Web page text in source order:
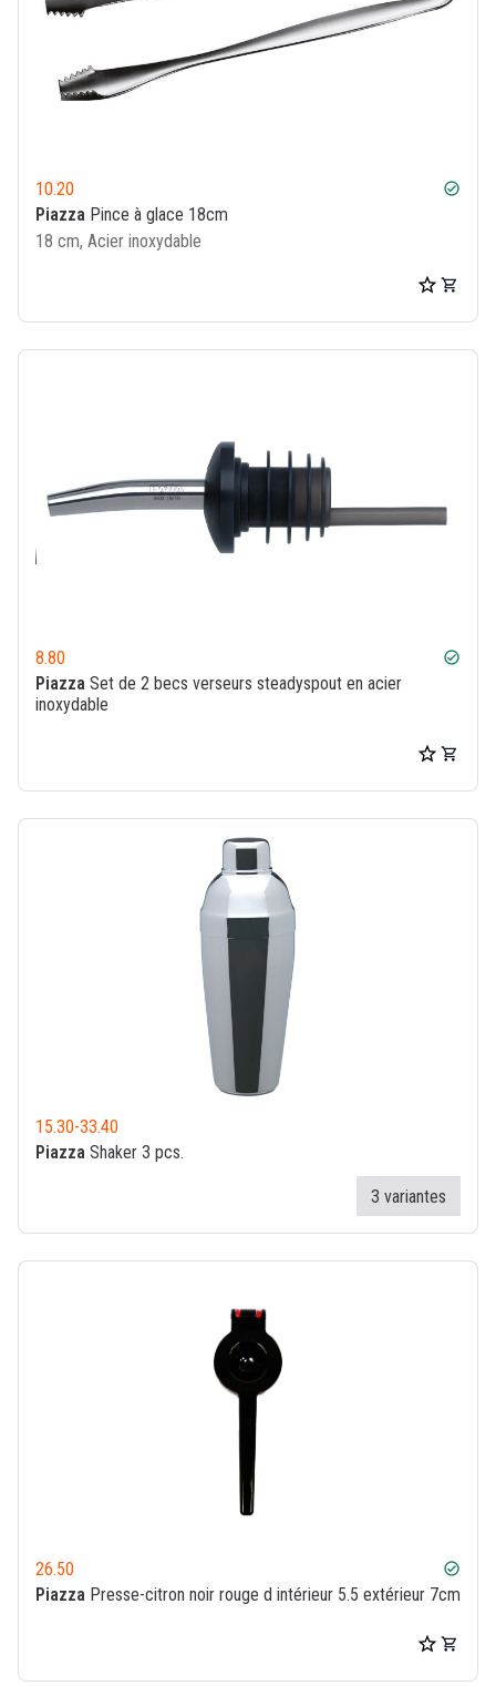
10.20 check_circle
Piazza Pince à glace 18cm
18 cm, Acier inoxydable
8.80 check_circle
Piazza Set de 2 becs verseurs steadyspout en acier
inoxydable
15.30-33.40
Piazza Shaker 3 pcs.
3 variantes
26.50 check_circle
Piazza Presse-citron noir rouge d intérieur 5.5 extérieur 7cm